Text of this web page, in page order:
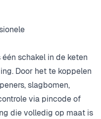
schakel in de keten
Door het te koppelen
slagbomen,
via pincode of
die volledig op maat is